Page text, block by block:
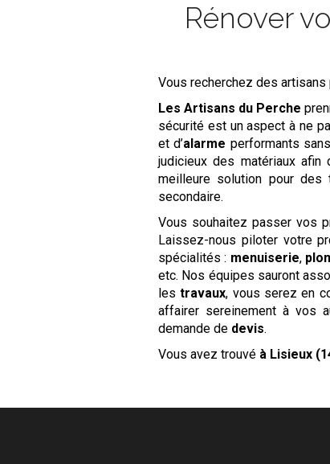
Rénover
Vous recherchez des
Les Artisans du Perche
sécurité est un aspect à ne
et d’alarme performants
judicieux des matériaux
meilleure solution pour
secondaire.
Vous souhaitez passer vos
Laissez-nous piloter votre
spécialités : menuiserie,
etc. Nos équipes sauront
lestravaux, vous serez en
affairer sereinement à vos
demande de devis.
Vous avez trouvé à Lisieux